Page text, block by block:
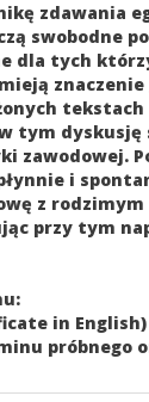
zdawania
swobodne
dla tych
tym dyskusję
zawodowej.
i
z
przy tym
in
próbnego